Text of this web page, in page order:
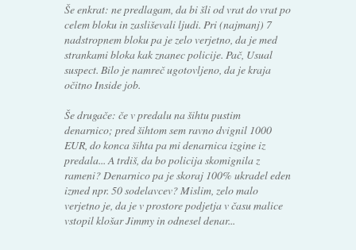
Še enkrat: ne predlagam, da bi šli od vrat do vrat po
celem bloku in zasliševali ljudi. Pri (najmanj) 7
nadstropnem bloku pa je zelo verjetno, da je med
strankami bloka kak znanec policije. Pač, Usual
suspect. Bilo je namreč ugotovljeno, da je kraja
očitno Inside job.
Še drugače: če v predalu na šihtu pustim
denarnico; pred šihtom sem ravno dvignil 1000
EUR, do konca šihta pa mi denarnica izgine iz
predala... A trdiš, da bo policija skomignila z
rameni? Denarnico pa je skoraj 100% ukradel eden
izmed npr. 50 sodelavcev? Mislim, zelo malo
verjetno je, da je v prostore podjetja v času malice
vstopil klošar Jimmy in odnesel denar...